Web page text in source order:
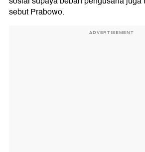
sebut Prabowo.
ADVERTISEMENT